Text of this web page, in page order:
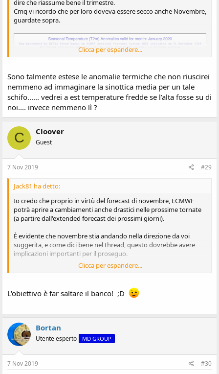
dire che riassume bene il trimestre.
Cmq vi ricordo che per loro doveva essere secco anche Novembre,
guardate sopra.
Clicca per espandere...
Sono talmente estese le anomalie termiche che non riuscirei
nemmeno ad immaginare la sinottica media per un tale
schifo...... vedrei a est temperature fredde se l’alta fosse su di
noi.... invece nemmeno lì ?
C Cloover
Guest
7 Nov 2019 #29
Jack81 ha detto:
Io credo che proprio in virtù del forecast di novembre, ECMWF
potrà aprire a cambiamenti anche drastici nelle prossime tornate
(a partire dall'extended forecast dei prossimi giorni).
È evidente che novembre stia andando nella direzione da voi
suggerita, e come dici bene nel thread, questo dovrebbe avere
implicazioni importanti per il proseguo.
Sent from my SM-G973F using Tapatalk
Clicca per espandere...
L'obiettivo è far saltare il banco! ;D
Bortan
Utente esperto MD GROUP
7 Nov 2019 #30